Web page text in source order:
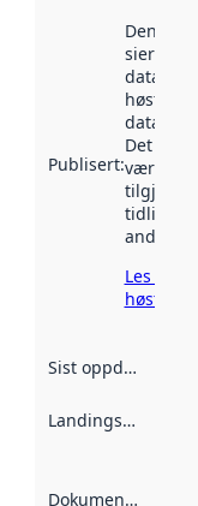
Publisert:
Denne
sier når
høstet av
Det kan ha
vært
tidligere
andre
Les mer
høsting
Sist oppdatert
Landingsside
Dokumentasjon